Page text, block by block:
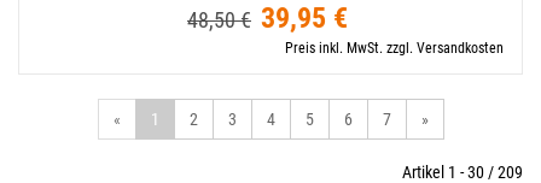
48,50 € 39,95 €
Preis inkl. MwSt. zzgl. Versandkosten
« 1 2 3 4 5 6 7 »
Artikel 1 - 30 / 209